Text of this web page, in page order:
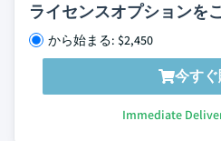
ライセンスオプションを
から始まる: $2,450
今す
Immediate